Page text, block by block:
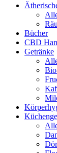
Bücher
CBD
Getränke